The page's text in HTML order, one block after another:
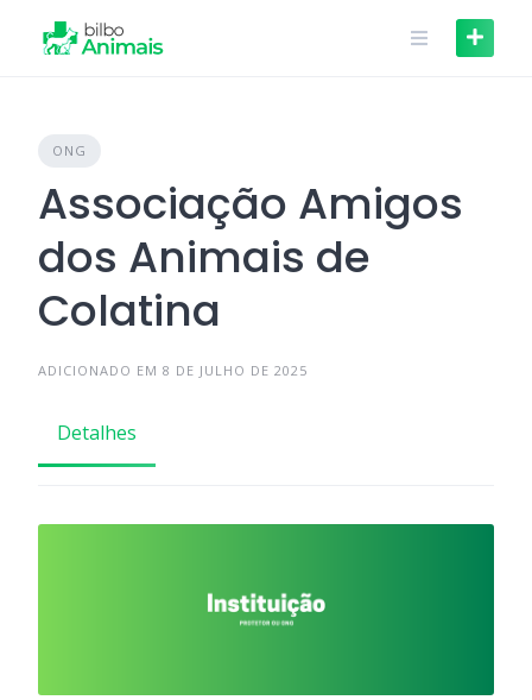
ONG
Associação Amigos
dos Animais de
Colatina
ADICIONADO EM 8 DE JULHO DE 2025
Detalhes